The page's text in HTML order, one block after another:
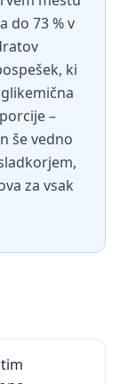
do 73 % v
ki
–
še vedno
za vsak